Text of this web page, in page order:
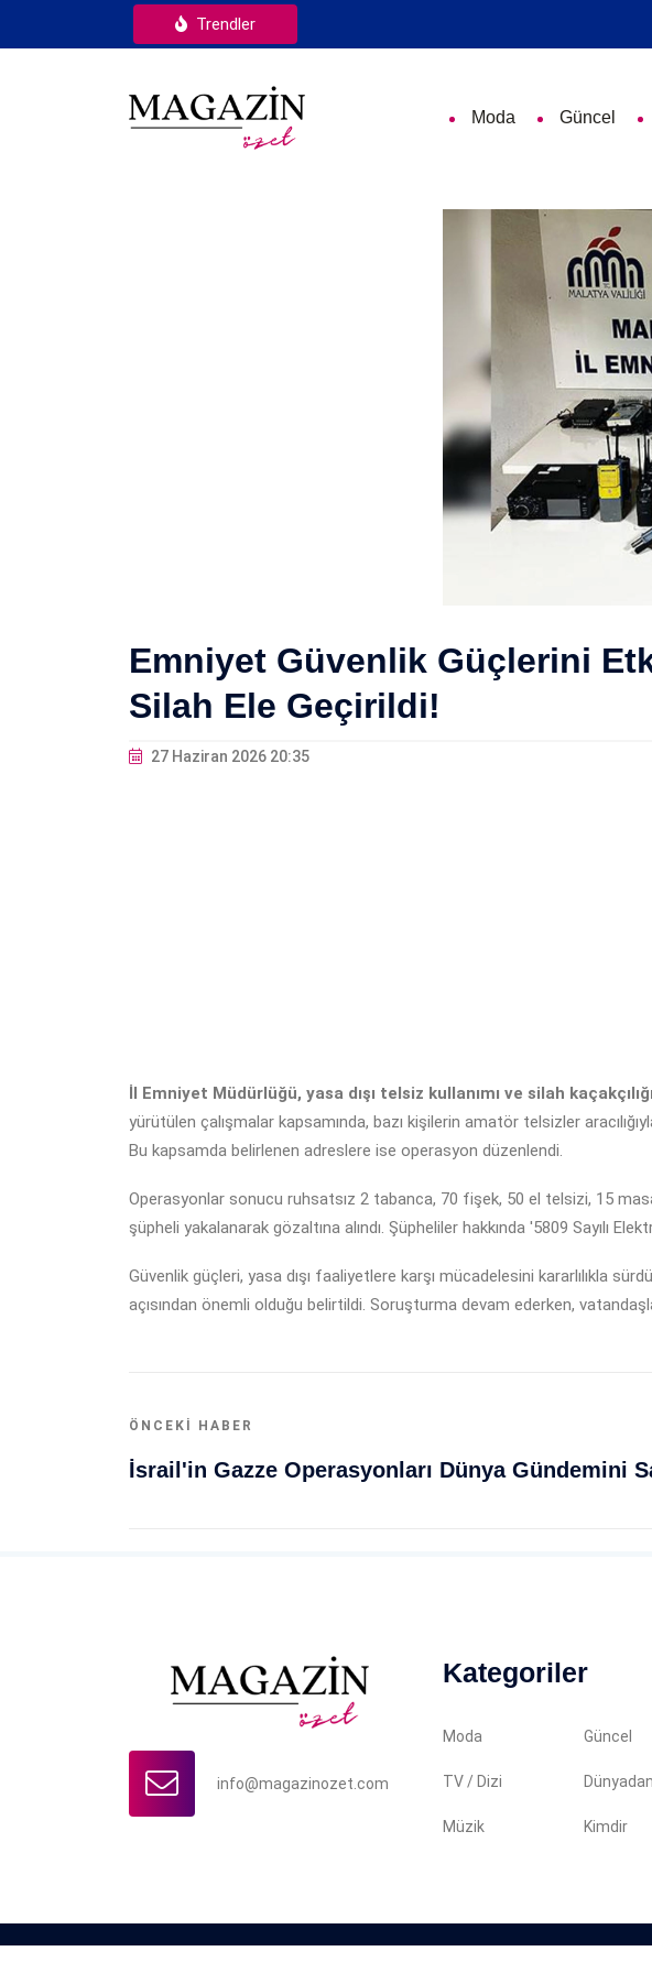
Trendler
Moda Güncel
Emniyet Güvenlik Güçlerini
Silah Ele Geçirildi!
27 Haziran 2026 20:35
İl Emniyet Müdürlüğü, yasa dışı telsiz kullanımı ve silah
yürütülen çalışmalar kapsamında, bazı kişilerin amatör telsizler
Bu kapsamda belirlenen adreslere ise operasyon düzenlendi.
Operasyonlar sonucu ruhsatsız 2 tabanca, 70 fişek, 50 el telsizi, 15
şüpheli yakalanarak gözaltına alındı. Şüpheliler hakkında '5809 Sayılı
Güvenlik güçleri, yasa dışı faaliyetlere karşı mücadelesini kararlılıkla
açısından önemli olduğu belirtildi. Soruşturma devam ederken,
ÖNCEKI HABER
info@magazinozet.com
Kategoriler
Moda Güncel
TV / Dizi Dünyadan
Müzik Kimdir